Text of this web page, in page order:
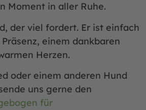
Moment in aller Ruhe.
der viel fordert. Er ist einfach
einem dankbaren
Herzen.
oder einem anderen Hund
uns gerne den
für